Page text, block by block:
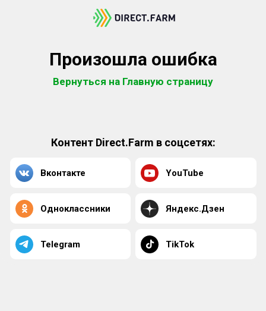
Произошла ошибка
Вернуться на Главную страницу
Контент Direct.Farm в соцсетях:
Вконтакте YouTube
Одноклассники Яндекс.Дзен
Telegram TikTok